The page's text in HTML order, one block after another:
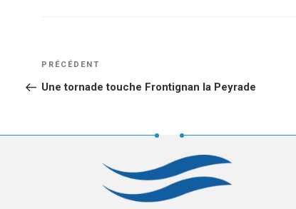
NAVIGATION
DE
Article
PRÉCÉDENT
Une tornade touche Frontignan la Peyrade